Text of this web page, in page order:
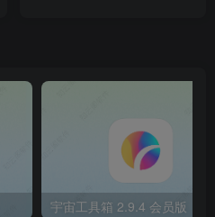
宇宙工具箱 2.9.4 会员版